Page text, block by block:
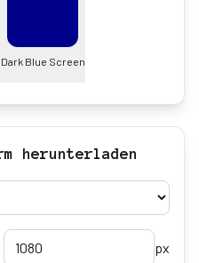
Dark Blue Screen
herunterladen
px